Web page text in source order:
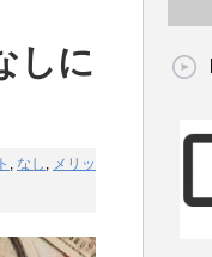
しに
, なし , メリッ